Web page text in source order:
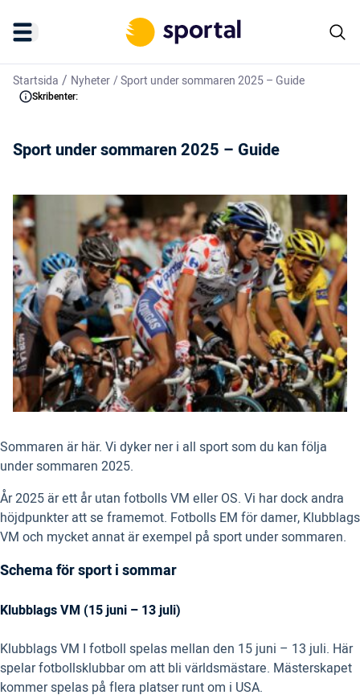
Startsida / Nyheter/Sport under sommaren 2025 – Guide
Skribenter:
Sport under sommaren 2025 – Guide
Sommaren är här. Vi dyker ner i all sport som du kan följa
under sommaren 2025.
År 2025 är ett år utan fotbolls VM eller OS. Vi har dock andra
höjdpunkter att se framemot. Fotbolls EM för damer, Klubblags
VM och mycket annat är exempel på sport under sommaren.
Schema för sport i sommar
Klubblags VM (15 juni – 13 juli)
Klubblags VM I fotboll spelas mellan den 15 juni – 13 juli. Här
spelar fotbollsklubbar om att bli världsmästare. Mästerskapet
kommer spelas på flera platser runt om i USA.